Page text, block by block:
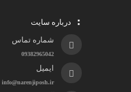
درباره سایت
شماره تماس
09382965042
ایمیل
info@narenjiposh.ir